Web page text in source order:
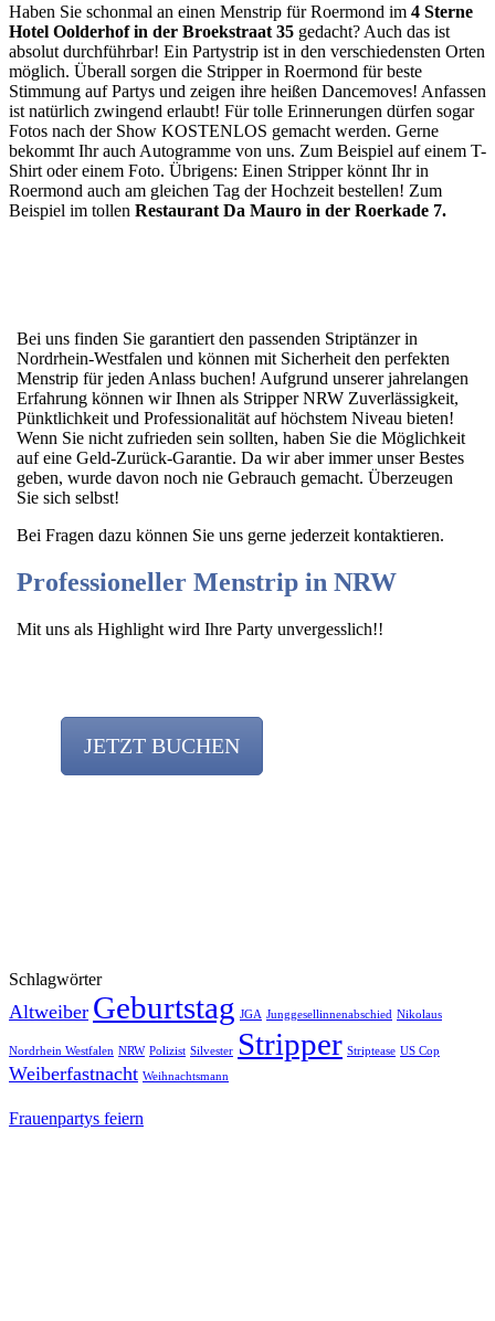
Haben Sie schonmal an einen Menstrip für Roermond im 4 Sterne
Hotel Oolderhof in der Broekstraat 35 gedacht? Auch das ist
absolut durchführbar! Ein Partystrip ist in den verschiedensten Orten
möglich. Überall sorgen die Stripper in Roermond für beste
Stimmung auf Partys und zeigen ihre heißen Dancemoves! Anfassen
ist natürlich zwingend erlaubt! Für tolle Erinnerungen dürfen sogar
Fotos nach der Show KOSTENLOS gemacht werden. Gerne
bekommt Ihr auch Autogramme von uns. Zum Beispiel auf einem T-
Shirt oder einem Foto. Übrigens: Einen Stripper könnt Ihr in
Roermond auch am gleichen Tag der Hochzeit bestellen! Zum
Beispiel im tollen Restaurant Da Mauro in der Roerkade 7.
Bei uns finden Sie garantiert den passenden Striptänzer in
Nordrhein-Westfalen und können mit Sicherheit den perfekten
Menstrip für jeden Anlass buchen! Aufgrund unserer jahrelangen
Erfahrung können wir Ihnen als Stripper NRW Zuverlässigkeit,
Pünktlichkeit und Professionalität auf höchstem Niveau bieten!
Wenn Sie nicht zufrieden sein sollten, haben Sie die Möglichkeit
auf eine Geld-Zurück-Garantie. Da wir aber immer unser Bestes
geben, wurde davon noch nie Gebrauch gemacht. Überzeugen
Sie sich selbst!
Bei Fragen dazu können Sie uns gerne jederzeit kontaktieren.
Professioneller Menstrip in NRW
Mit uns als Highlight wird Ihre Party unvergesslich!!
JETZT BUCHEN
Schlagwörter
Altweiber Geburtstag JGA Junggesellinnenabschied Nikolaus
Nordrhein Westfalen NRW Polizist Silvester Stripper Striptease US Cop
Weiberfastnacht Weihnachtsmann
Frauenpartys feiern